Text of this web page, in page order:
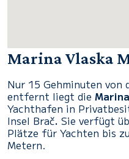
Marina Vlaska
Nur 15 Gehminuten von
entfernt liegt die
Yachthafen in
Insel Brač. Sie verfügt
Plätze für Yachten bis
Metern.